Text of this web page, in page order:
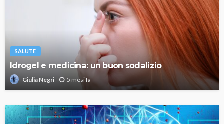
SALUTE
Idrogel e medicina: un buon sodalizio
Giulia Negri 5 mesi fa